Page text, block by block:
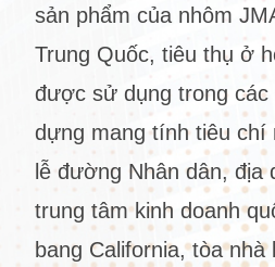
sản phẩm của nhôm
Trung Quốc, tiêu thụ ở
được sử dụng trong
dựng mang tính tiêu
lễ đường Nhân dân, địa
trung tâm kinh doanh
bang California, tòa